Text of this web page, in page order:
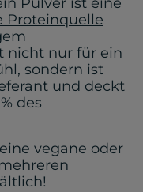
Proteinquelle
nicht nur für ein
sondern ist
und deckt
des
vegane oder